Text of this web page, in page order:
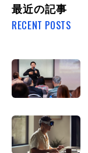
最近の記事
RECENT POSTS